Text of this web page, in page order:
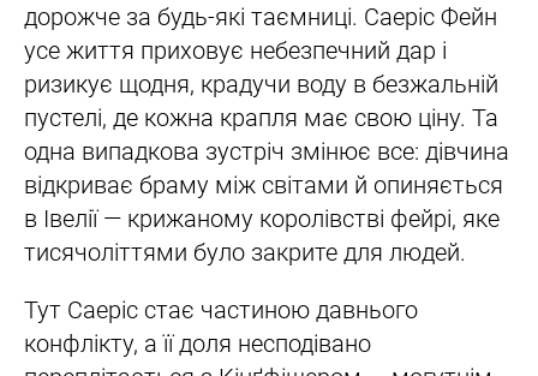
дорожче за будь-які таємниці. Саеріс Фейн
усе життя приховує небезпечний дар і
ризикує щодня, крадучи воду в безжальній
пустелі, де кожна крапля має свою ціну. Та
одна випадкова зустріч змінює все: дівчина
відкриває браму між світами й опиняється
в Івелії — крижаному королівстві фейрі, яке
тисячоліттями було закрите для людей.
Тут Саеріс стає частиною давнього
конфлікту, а її доля несподівано